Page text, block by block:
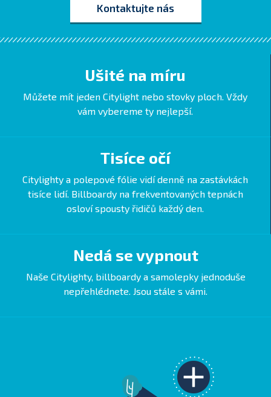
Kontaktujte nás
Ušité na míru
Můžete mít jeden Citylight nebo stovky ploch. Vždy
vám vybereme ty nejlepší.
Tisíce očí
Citylighty a polepové fólie vidí denně na zastávkách
tisíce lidí. Billboardy na frekventovaných tepnách
osloví spousty řidičů každý den.
Nedá se vypnout
Naše Citylighty, billboardy a samolepky jednoduše
nepřehlédnete. Jsou stále s vámi.